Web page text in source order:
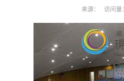
来源： 访问量